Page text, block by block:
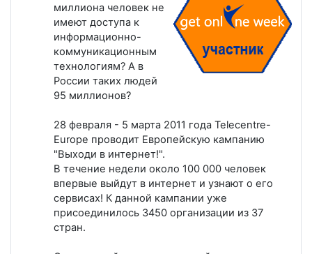
миллиона человек не
имеют доступа к
информационно-
коммуникационным
технологиям? А в
России таких людей
95 миллионов?
28 февраля - 5 марта 2011 года Telecentre-
Europe проводит Европейскую кампанию
"Выходи в интернет!".
В течение недели около 100 000 человек
впервые выйдут в интернет и узнают о его
сервисах! К данной кампании уже
присоединилось 3450 организации из 37
стран.